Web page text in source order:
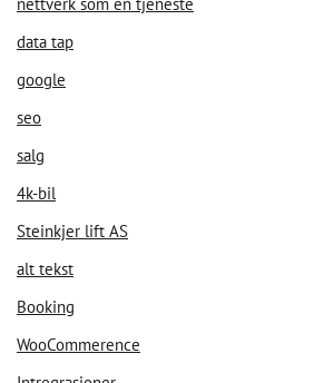
data tap
google
seo
salg
4k-bil
Steinkjer lift AS
alt tekst
Booking
WooCommerence
Velkommen til vår chat!